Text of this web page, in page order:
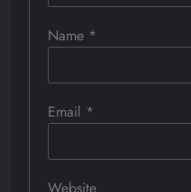
Name *
Email *